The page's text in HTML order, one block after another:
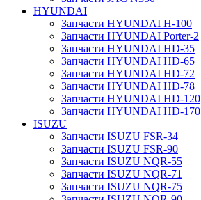
HYUNDAI
Запчасти HYUNDAI H-100
Запчасти HYUNDAI Porter-2
Запчасти HYUNDAI HD-35
Запчасти HYUNDAI HD-65
Запчасти HYUNDAI HD-72
Запчасти HYUNDAI HD-78
Запчасти HYUNDAI HD-120
Запчасти HYUNDAI HD-170
ISUZU
Запчасти ISUZU FSR-34
Запчасти ISUZU FSR-90
Запчасти ISUZU NQR-55
Запчасти ISUZU NQR-71
Запчасти ISUZU NQR-75